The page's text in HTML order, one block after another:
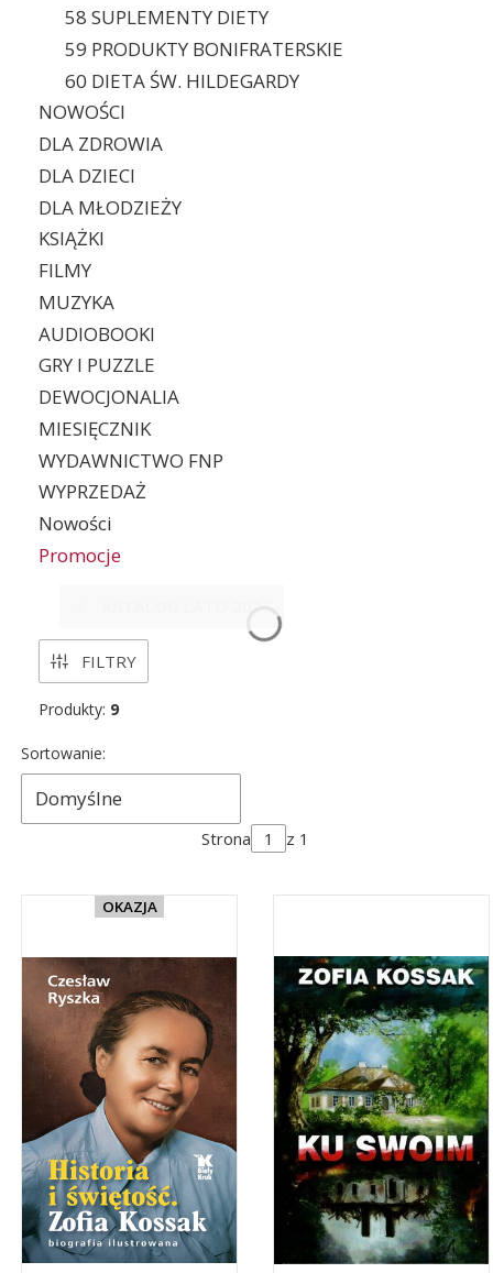
58 SUPLEMENTY DIETY
59 PRODUKTY BONIFRATERSKIE
60 DIETA ŚW. HILDEGARDY
NOWOŚCI
DLA ZDROWIA
DLA DZIECI
DLA MŁODZIEŻY
KSIĄŻKI
FILMY
MUZYKA
AUDIOBOOKI
GRY I PUZZLE
DEWOCJONALIA
MIESIĘCZNIK
WYDAWNICTWO FNP
WYPRZEDAŻ
Nowości
Promocje
FILTRY
Produkty: 9
Lista produktów
Sortowanie:
Domyślne
Strona z 1
OKAZJA